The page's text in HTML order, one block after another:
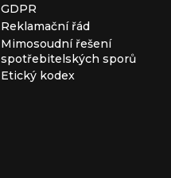
GDPR
Reklamační řád
Mimosoudní řešení
spotřebitelských sporů
Etický kodex